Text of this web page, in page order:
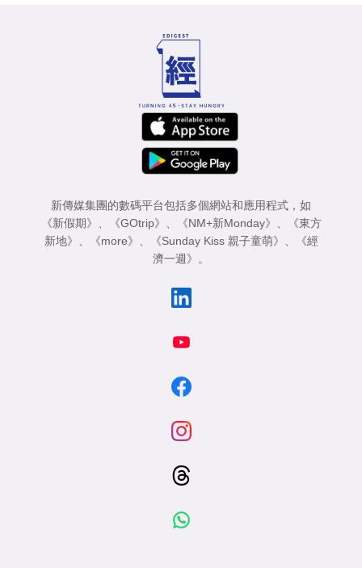
新傳媒集團的數碼平台包括多個網站和應用程式，如
《新假期》
《GOtrip》 《NM+新Monday》
《東方
新地》
《more》 《Sunday Kiss 親子童萌》
《經
濟一週》
。